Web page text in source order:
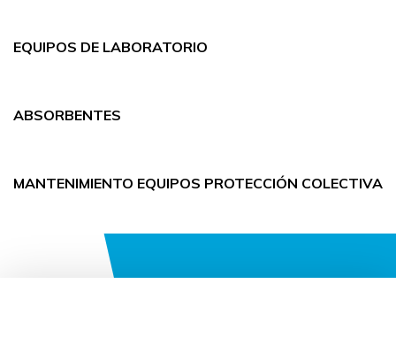
EQUIPOS DE LABORATORIO
ABSORBENTES
MANTENIMIENTO EQUIPOS PROTECCIÓN COLECTIVA